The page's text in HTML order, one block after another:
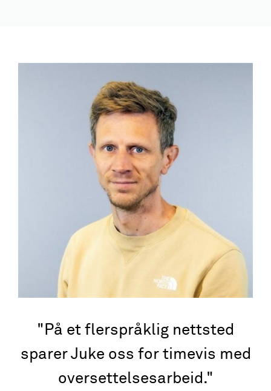
På et flerspråklig nettsted
sparer Juke oss for timevis med
oversettelsesarbeid.